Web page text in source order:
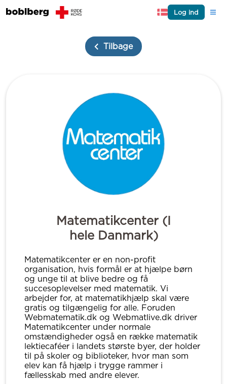
Log ind
Tilbage
Matematikcenter (I
hele Danmark)
Matematikcenter er en non-profit
organisation, hvis formål er at hjælpe børn
og unge til at blive bedre og få
succesoplevelser med matematik. Vi
arbejder for, at matematikhjælp skal være
gratis og tilgængelig for alle. Foruden
Webmatematik.dk og Webmatlive.dk driver
Matematikcenter under normale
omstændigheder også en række matematik
lektiecaféer i landets største byer, der holder
til på skoler og biblioteker, hvor man som
elev kan få hjælp i trygge rammer i
fællesskab med andre elever.